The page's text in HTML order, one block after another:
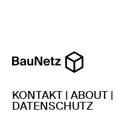
KONTAKT | ABOUT |
DATENSCHUTZ